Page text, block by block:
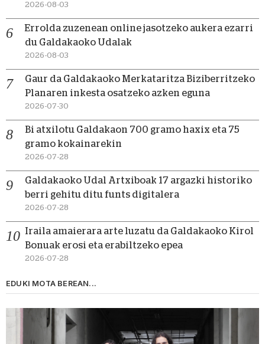
2026-08-03
Errolda zuzenean online jasotzeko aukera ezarri
du Galdakaoko Udalak
2026-08-03
Gaur da Galdakaoko Merkataritza Biziberritzeko
Planaren inkesta osatzeko azken eguna
2026-07-30
Bi atxilotu Galdakaon 700 gramo haxix eta 75
gramo kokainarekin
2026-07-28
Galdakaoko Udal Artxiboak 17 argazki historiko
berri gehitu ditu funts digitalera
2026-07-28
Iraila amaierara arte luzatu da Galdakaoko Kirol
Bonuak erosi eta erabiltzeko epea
2026-07-28
EDUKI MOTA BEREAN...